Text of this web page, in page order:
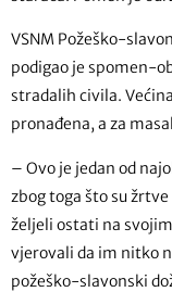
VSNM Požeško-
podigao je spomen-
stradalih civila.
pronađena, a za
– Ovo je jedan od
zbog toga što su
željeli ostati na
vjerovali da im nitko
požeško-slavonski